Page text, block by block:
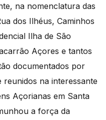
na nomenclatura das
dos Ilhéus, Caminhos
Ilha de São
Açores e tantos
documentados por
na interessante
Açorianas em Santa
a força da